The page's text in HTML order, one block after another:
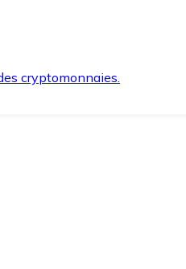
cryptomonnaies.
en toute sécurité.
vous en avez besoin.